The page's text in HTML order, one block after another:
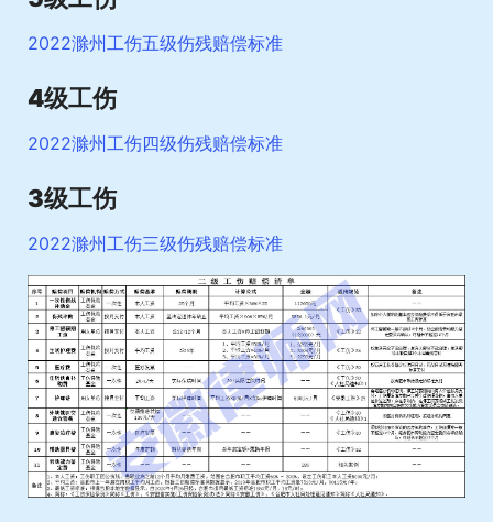
2022滁州工伤五级伤残赔偿标准
4级工伤
2022滁州工伤四级伤残赔偿标准
3级工伤
2022滁州工伤三级伤残赔偿标准